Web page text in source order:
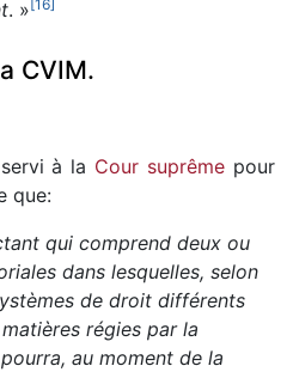
. »[16]
CVIM.
à la Cour suprême pour
que:
qui comprend deux ou
dans lesquelles, selon
de droit différents
régies par la
au moment de la